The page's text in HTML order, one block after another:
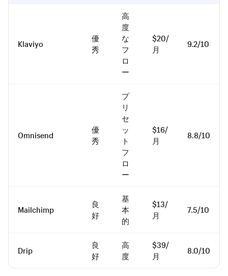
Klaviyo
優
秀
高
度
な
フ
ロ
ー
$20/
月
9.2/10
Omnisend
優
秀
プ
リ
セ
ッ
ト
フ
ロ
ー
$16/
月
8.8/10
Mailchimp
良
好
基
本
的
$13/
月
7.5/10
Drip
良
好
高
度
$39/
月
8.0/10